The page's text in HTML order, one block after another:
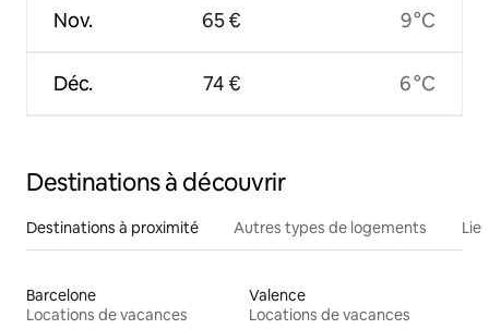
Nov.
Déc.
65 €
74 €
9 °C
6 °C
Destinations à découvrir
Destinations à proximité Autres types de logements
Barcelone
Locations de vacances
Valence
Locations de vacances